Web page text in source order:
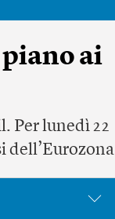
ai
Per lunedì 22
dell’Eurozona